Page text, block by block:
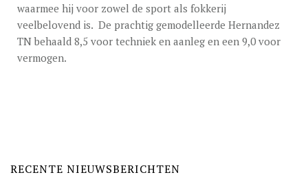
waarmee hij voor zowel de sport als fokkerij
veelbelovend is. De prachtig gemodelleerde Hernandez
TN behaald 8,5 voor techniek en aanleg en een 9,0 voor
vermogen.
RECENTE NIEUWSBERICHTEN